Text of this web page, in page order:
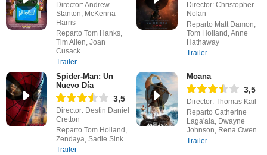
Director: Andrew
Stanton, McKenna
Harris
Reparto Tom Hanks,
Tim Allen, Joan
Cusack
Trailer
Director: Christopher
Nolan
Reparto Matt Damon,
Tom Holland, Anne
Hathaway
Trailer
Spider-Man: Un
Nuevo Día
3,5
Director: Destin Daniel
Cretton
Reparto Tom Holland,
Zendaya, Sadie Sink
Trailer
Moana
3,5
Director: Thomas Kail
Reparto Catherine
Laga'aia, Dwayne
Johnson, Rena Owen
Trailer